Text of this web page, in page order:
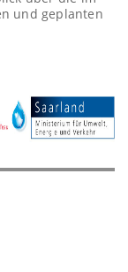
und geplanten